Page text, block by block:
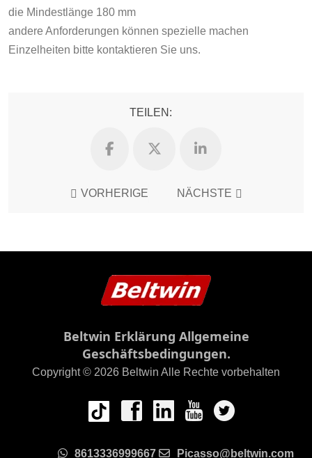
die Mindestlänge 180 mm
andere Anforderungen können spezielle machen
Einzelheiten bitte kontaktieren Sie uns.
TEILEN:
VORHERIGE NÄCHSTE
Beltwin Erklärung Allgemeine
Geschäftsbedingungen.
Copyright © 2026 Beltwin Alle Rechte vorbehalten
8613336999667 Picasso@beltwin.com